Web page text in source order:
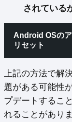
されている
Android OSの
リセット
上記の方法で解
題がある可能性
プデートするこ
れることがあり